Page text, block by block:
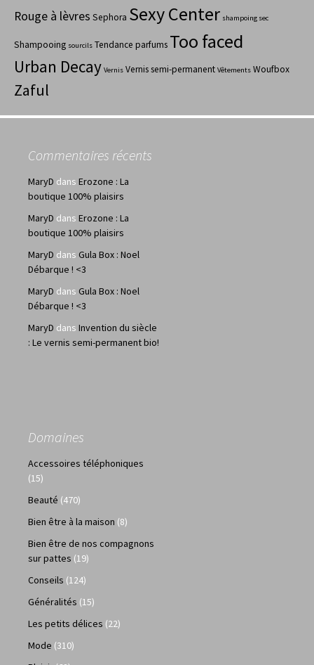
Rouge à lèvres Sephora Sexy Center shampoing sec
Shampooing sourcils Tendance parfums Too faced
Urban Decay Vernis Vernis semi-permanent Vêtements Woufbox
Zaful
Commentaires récents
MaryD dans Erozone : La
boutique 100% plaisirs
MaryD dans Erozone : La
boutique 100% plaisirs
MaryD dans Gula Box : Noel
Débarque ! <3
MaryD dans Gula Box : Noel
Débarque ! <3
MaryD dans Invention du siècle
: Le vernis semi-permanent bio!
Domaines
Accessoires téléphoniques
(15)
Beauté (470)
Bien être à la maison (8)
Bien être de nos compagnons
sur pattes (19)
Conseils (124)
Généralités (15)
Les petits délices (22)
Mode (310)